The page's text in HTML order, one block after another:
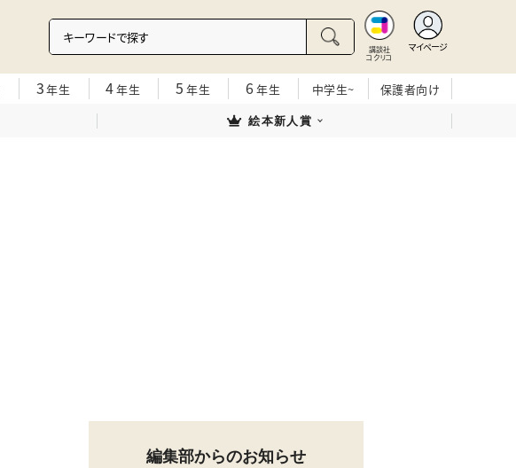
講談社
コクリコ
マイページ
3年生 4年生 5 年生 6 年生 中学生~
保護者向け
絵本新人賞
編集部からのお知らせ